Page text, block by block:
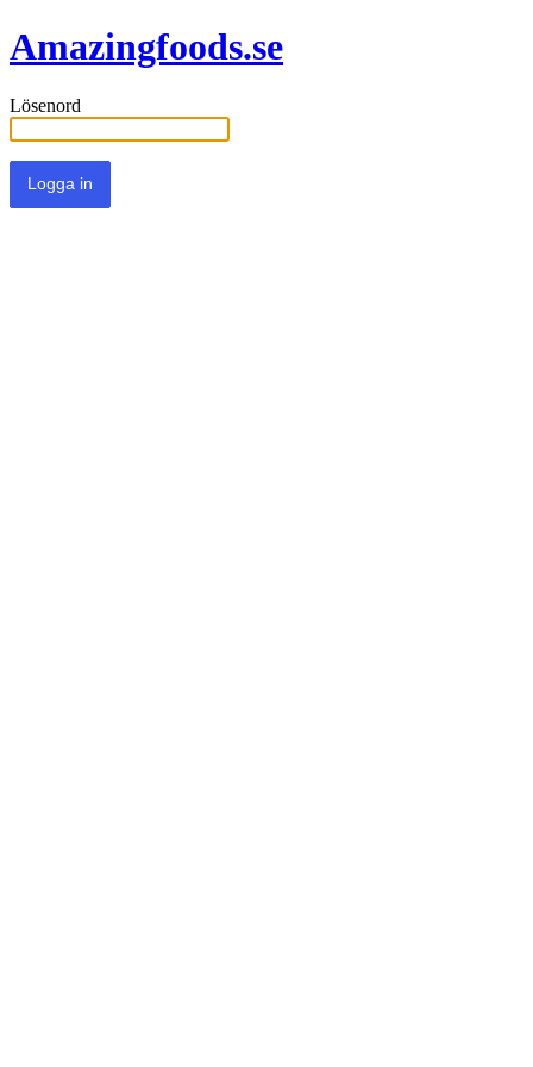
Amazingfoods.se
Lösenord